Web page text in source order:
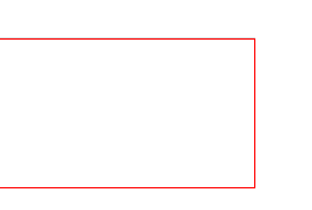
a dezvăluit ce se întâmpla cu Filipe